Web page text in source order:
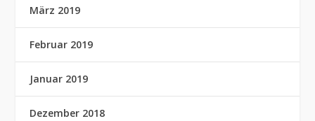
März 2019
Februar 2019
Januar 2019
Dezember 2018